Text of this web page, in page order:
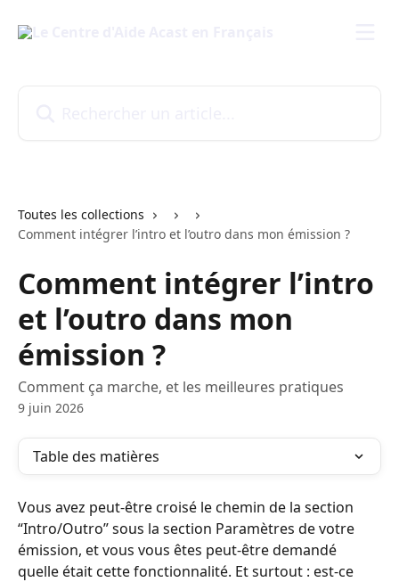
Toutes les collections
Comment intégrer l’intro et l’outro dans mon émission ?
Comment intégrer l’intro
et l’outro dans mon
émission ?
Comment ça marche, et les meilleures pratiques
9 juin 2026
Table des matières
Vous avez peut-être croisé le chemin de la section
“Intro/Outro” sous la section Paramètres de votre
émission, et vous vous êtes peut-être demandé
quelle était cette fonctionnalité. Et surtout : est-ce